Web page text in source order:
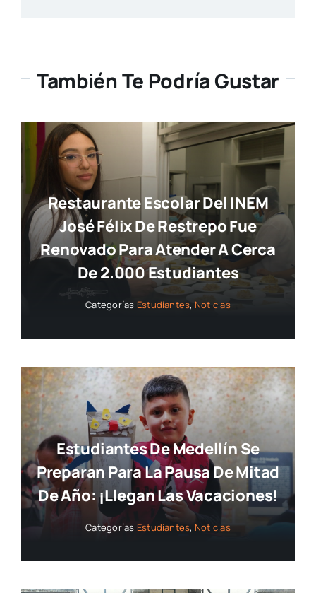
También Te Podría Gustar
Restaurante Escolar Del INEM
José Félix De Restrepo Fue
Renovado Para Atender A Cerca
De 2.000 Estudiantes
Categorías Estudiantes, Noticias
Estudiantes De Medellín Se
Preparan Para La Pausa De Mitad
De Año: ¡llegan Las Vacaciones!
Categorías Estudiantes, Noticias